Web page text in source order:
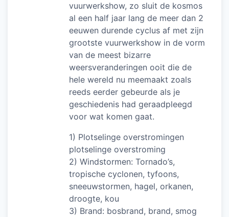
vuurwerkshow, zo sluit de kosmos
al een half jaar lang de meer dan 2
eeuwen durende cyclus af met zijn
grootste vuurwerkshow in de vorm
van de meest bizarre
weersveranderingen ooit die de
hele wereld nu meemaakt zoals
reeds eerder gebeurde als je
geschiedenis had geraadpleegd
voor wat komen gaat.
1) Plotselinge overstromingen
plotselinge overstroming
2) Windstormen: Tornado’s,
tropische cyclonen, tyfoons,
sneeuwstormen, hagel, orkanen,
droogte, kou
3) Brand: bosbrand, brand, smog